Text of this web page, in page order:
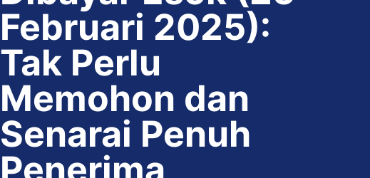
Februari 2025):
Tak Perlu
Memohon dan
Senarai Penuh